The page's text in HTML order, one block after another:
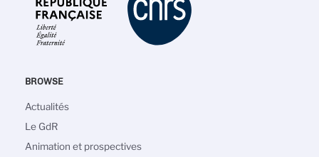
BROWSE
Navigation
principale
Actualités
Le GdR
Animation et prospectives